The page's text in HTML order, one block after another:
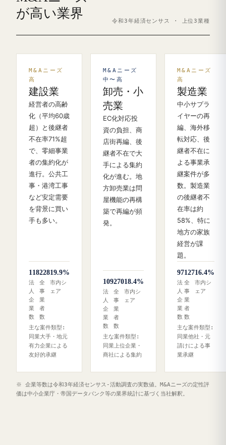
が高い業界
令和3年経済センサス · 上位3業種
M&Aニーズ
高
建設業
経営者の高齢
化（平均60歳
超）と後継者
不在率71%超
で、零細事業
者の集約化が
進行。公共工
事・港湾工事
など安定需要
を背景に買い
手も多い。
118
法
人
企
業
数
228
全
事
業
者
数
19.9%
市内シ
ェア
主な案件類型:
同業大手・地元
有力企業による
友好的承継
M&Aニーズ
中〜高
卸売・小
売業
EC化対応投
資の負担、商
店街再編、後
継者不在で大
手による集約
化が進む。地
方卸売業は問
屋機能の再構
築で再編が頻
発。
109
法
人
企
業
数
270
全
事
業
者
数
18.4%
市内シ
ェア
主な案件類型:
同業上位企業・
商社による集約
M&Aニーズ
高
製造業
中小サプラ
イヤーの再
編、海外移
転対応、後
継者不在に
よる事業承
継案件が多
数。製造業
の後継者不
在率は約
58%、特に
地方の家族
経営が課
題。
97
法
人
企
業
数
127
全
事
業
者
数
16.4%
市内シ
ェア
主な案件類型:
同業他社・元
請けによる事
業承継
※ 企業等数は令和3年経済センサス‐活動調査の実数値。M&Aニーズの定性評
価は中小企業庁・帝国データバンク等の業界統計に基づく当社解釈。